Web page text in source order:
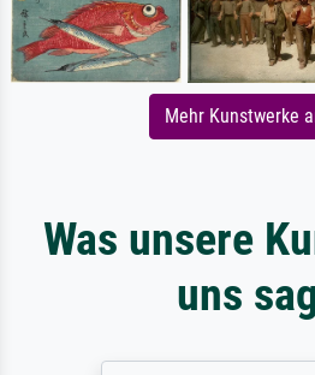
Mehr Kunstwerke
Was unsere
uns